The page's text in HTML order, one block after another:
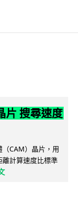
片 搜尋速度
CAM）晶片，用
離計算速度比標準